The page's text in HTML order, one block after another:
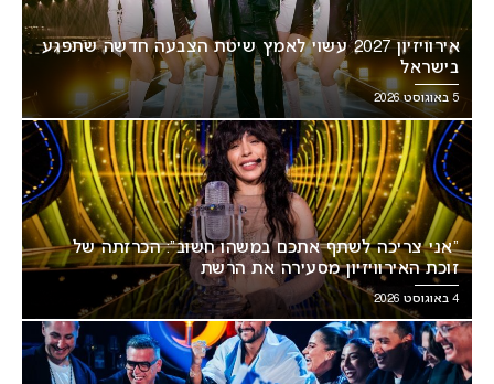
אירוויזיון 2027 עשוי לאמץ שיטת הצבעה חדשה שתפגע
בישראל
5 באוגוסט 2026
“אני צריכה לשתף אתכם במשהו חשוב”: הכרזתה של
זוכת האירוויזיון מסעירה את הרשת
4 באוגוסט 2026